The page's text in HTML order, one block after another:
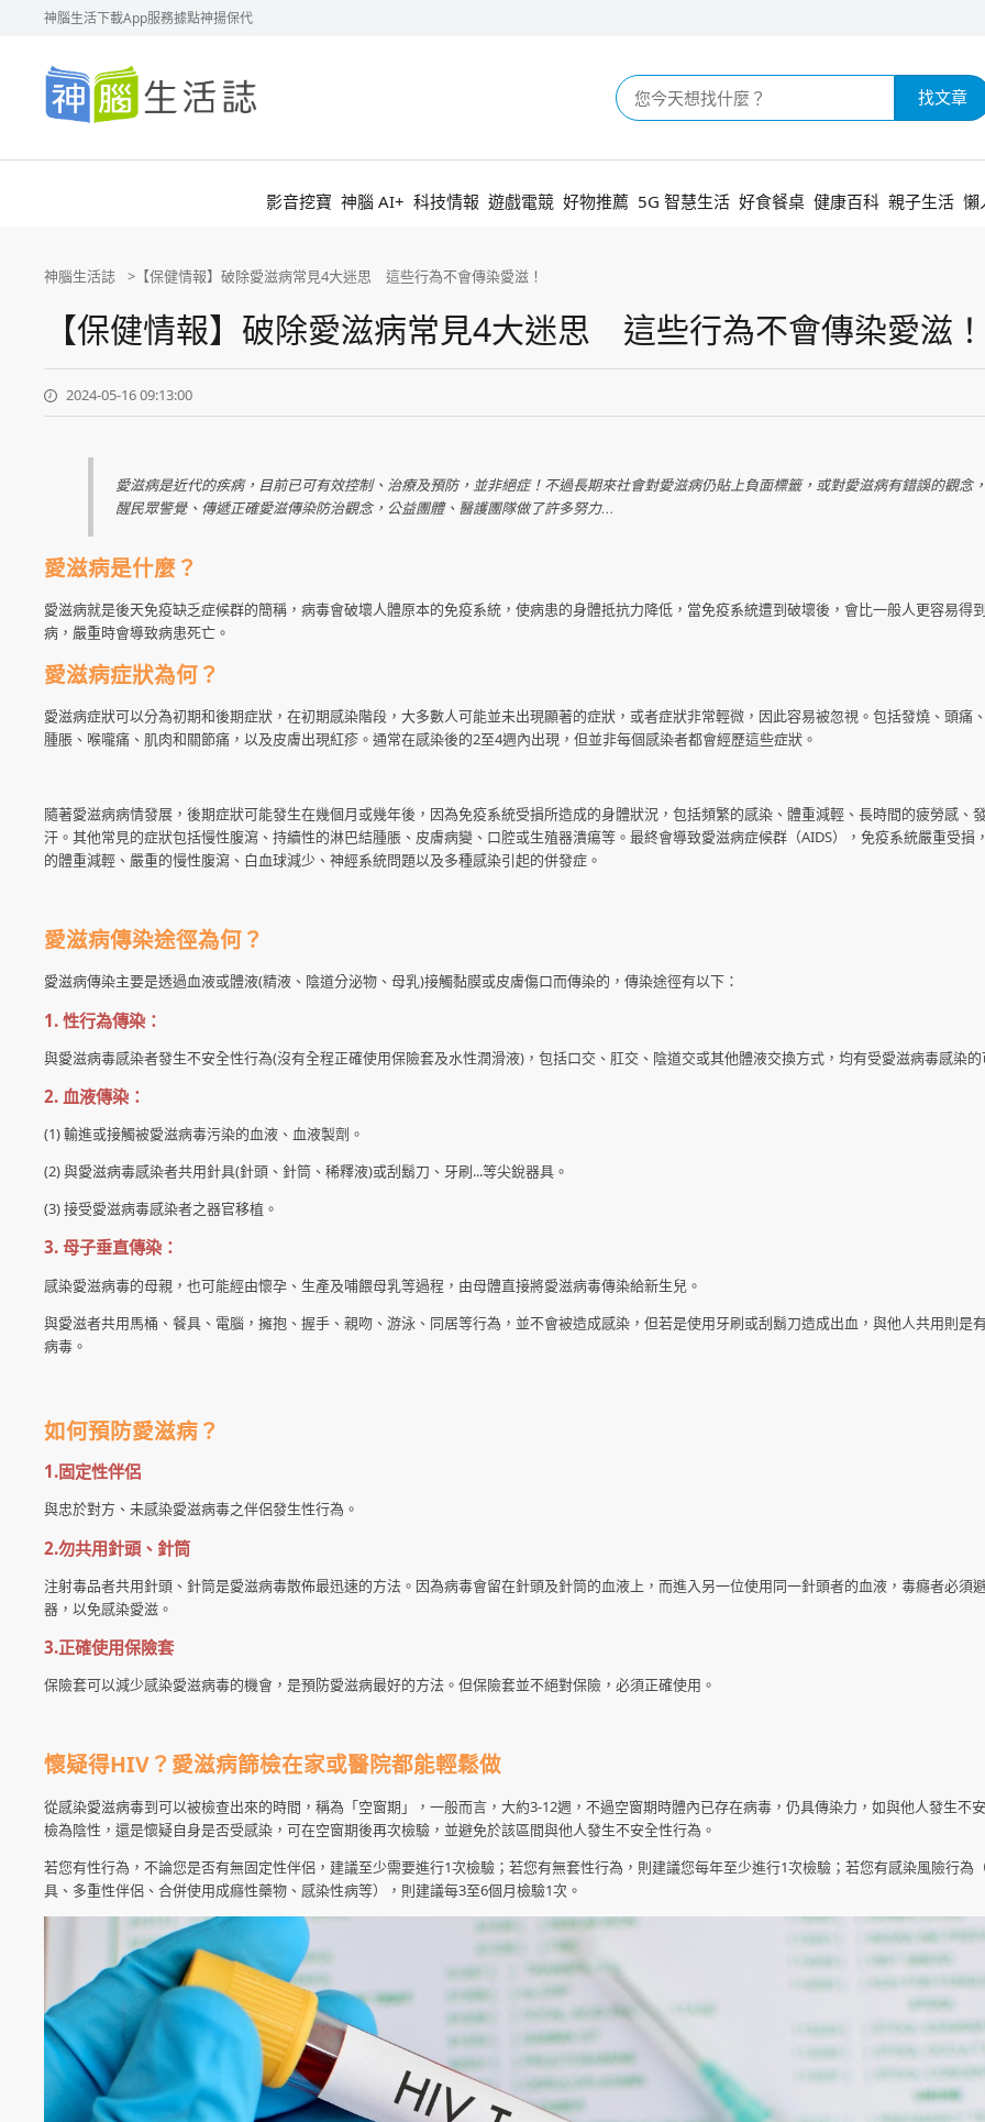
神腦生活下載App服務據點神揚保代
神
腦
生
活
找文章
影音挖寶 神腦 AI+ 科技情報 遊戲電競 好物推薦 5G 智慧生活 好食餐桌 健康百科 親子生活 懶
神腦生活誌 【保健情報】破除愛滋病常見4大迷思 這些行為不會傳染愛滋！
【保健情報】破除愛滋病常見4大迷思 這些行為不會傳染愛滋！
2024-05-16 09:13:00
愛滋病是近代的疾病，目前已可有效控制、治療及預防，並非絕症！不過長期來社會對愛滋病仍貼上負面標籤，或對愛滋病有錯誤的觀念
醒民眾警覺、傳遞正確愛滋傳染防治觀念，公益團體、醫護團隊做了許多努力…
愛滋病是什麼？
愛滋病就是後天免疫缺乏症候群的簡稱，病毒會破壞人體原本的免疫系統，使病患的身體抵抗力降低，當免疫系統遭到破壞後，會比一般人更容易得
病，嚴重時會導致病患死亡。
愛滋病症狀為何？
愛滋病症狀可以分為初期和後期症狀，在初期感染階段，大多數人可能並未出現顯著的症狀，或者症狀非常輕微，因此容易被忽視。包括發燒、頭痛
腫脹、喉嚨痛、肌肉和關節痛，以及皮膚出現紅疹。通常在感染後的2至4週內出現，但並非每個感染者都會經歷這些症狀。
隨著愛滋病病情發展，後期症狀可能發生在幾個月或幾年後，因為免疫系統受損所造成的身體狀況，包括頻繁的感染、體重減輕、長時間的疲勞感、
汗。其他常見的症狀包括慢性腹瀉、持續性的淋巴結腫脹、皮膚病變、口腔或生殖器潰瘍等。最終會導致愛滋病症候群（AIDS），免疫系統嚴重受損
的體重減輕、嚴重的慢性腹瀉、白血球減少、神經系統問題以及多種感染引起的併發症。
愛滋病傳染途徑為何？
愛滋病傳染主要是透過血液或體液(精液、陰道分泌物、母乳)接觸黏膜或皮膚傷口而傳染的，傳染途徑有以下：
1. 性行為傳染：
與愛滋病毒感染者發生不安全性行為(沒有全程正確使用保險套及水性潤滑液)，包括口交、肛交、陰道交或其他體液交換方式，均有受愛滋病毒感染的
2. 血液傳染：
(1) 輸進或接觸被愛滋病毒污染的血液、血液製劑。
(2) 與愛滋病毒感染者共用針具(針頭、針筒、稀釋液)或刮鬍刀、牙刷...等尖銳器具。
(3) 接受愛滋病毒感染者之器官移植。
3. 母子垂直傳染：
感染愛滋病毒的母親，也可能經由懷孕、生產及哺餵母乳等過程，由母體直接將愛滋病毒傳染給新生兒。
與愛滋者共用馬桶、餐具、電腦，擁抱、握手、親吻、游泳、同居等行為，並不會被造成感染，但若是使用牙刷或刮鬍刀造成出血，與他人共用則是
病毒。
如何預防愛滋病？
1.固定性伴侶
與忠於對方、未感染愛滋病毒之伴侶發生性行為。
2.勿共用針頭、針筒
注射毒品者共用針頭、針筒是愛滋病毒散佈最迅速的方法。因為病毒會留在針頭及針筒的血液上，而進入另一位使用同一針頭者的血液，毒癮者必須
器，以免感染愛滋。
3.正確使用保險套
保險套可以減少感染愛滋病毒的機會，是預防愛滋病最好的方法。但保險套並不絕對保險，必須正確使用。
懷疑得HIV？愛滋病篩檢在家或醫院都能輕鬆做
從感染愛滋病毒到可以被檢查出來的時間，稱為「空窗期」，一般而言，大約3-12週，不過空窗期時體內已存在病毒，仍具傳染力，如與他人發生不
檢為陰性，還是懷疑自身是否受感染，可在空窗期後再次檢驗，並避免於該區間與他人發生不安全性行為。
若您有性行為，不論您是否有無固定性伴侶，建議至少需要進行1次檢驗；若您有無套性行為，則建議您每年至少進行1次檢驗；若您有感染風險行為
具、多重性伴侶、合併使用成癮性藥物、感染性病等），則建議每3至6個月檢驗1次。